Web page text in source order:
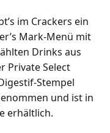
im Cra­ckers ein
Mark-Menü mit
Drinks aus
Pri­va­te Sel­ect
Stem­pel
und ist in
erhältlich.